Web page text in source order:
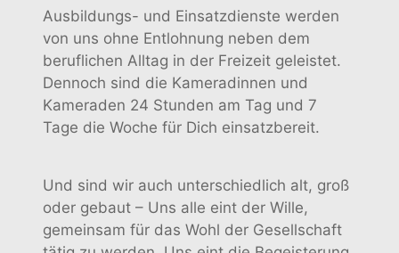
Ausbildungs- und Einsatzdienste werden
von uns ohne Entlohnung neben dem
beruflichen Alltag in der Freizeit geleistet.
Dennoch sind die Kameradinnen und
Kameraden 24 Stunden am Tag und 7
Tage die Woche für Dich einsatzbereit.
Und sind wir auch unterschiedlich alt, groß
oder gebaut – Uns alle eint der Wille,
gemeinsam für das Wohl der Gesellschaft